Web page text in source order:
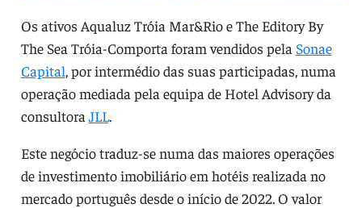
Os ativos Aqualuz Tróia Mar&Rio e The Editory By
The Sea Tróia-Comporta foram vendidos pela Sonae
Capital, por intermédio das suas participadas, numa
operação mediada pela equipa de Hotel Advisory da
consultora JLL.
Este negócio traduz-se numa das maiores operações
de investimento imobiliário em hotéis realizada no
mercado português desde o início de 2022. O valor